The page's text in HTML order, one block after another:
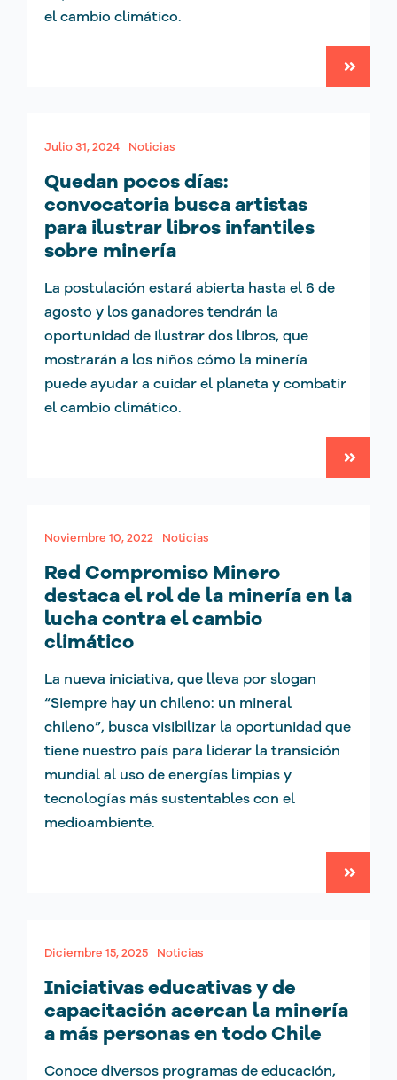
el cambio climático.
Julio 31, 2024 Noticias
Quedan pocos días:
convocatoria busca artistas
para ilustrar libros infantiles
sobre minería
La postulación estará abierta hasta el 6 de
agosto y los ganadores tendrán la
oportunidad de ilustrar dos libros, que
mostrarán a los niños cómo la minería
puede ayudar a cuidar el planeta y combatir
el cambio climático.
Noviembre 10, 2022 Noticias
Red Compromiso Minero
destaca el rol de la minería en la
lucha contra el cambio
climático
La nueva iniciativa, que lleva por slogan
“Siempre hay un chileno: un mineral
chileno”, busca visibilizar la oportunidad que
tiene nuestro país para liderar la transición
mundial al uso de energías limpias y
tecnologías más sustentables con el
medioambiente.
Diciembre 15, 2025 Noticias
Iniciativas educativas y de
capacitación acercan la minería
a más personas en todo Chile
Conoce diversos programas de educación,